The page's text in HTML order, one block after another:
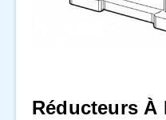
Réducteurs À